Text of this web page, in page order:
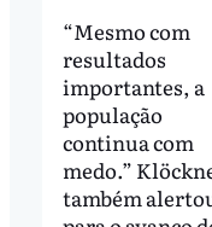
“Mesmo com
resultados
importantes, a
população
continua com
medo.”
também